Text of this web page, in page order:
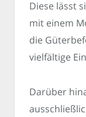
Diese lässt
mit einem
die
vielfältige
Darüber